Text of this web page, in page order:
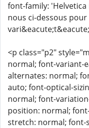
font-family:
nous ci-dessous
<p class="p2"
normal; font-variant-
alternates: normal;
auto; font-optical-
normal; font-
position: normal;
stretch: normal; font-